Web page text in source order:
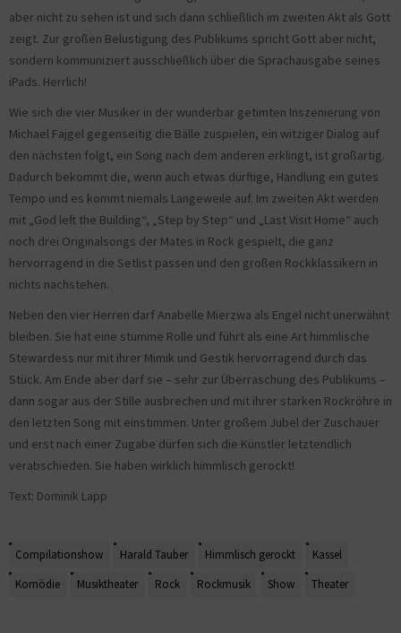
aber nicht zu sehen ist und sich dann schließlich im zweiten Akt als Gott
zeigt. Zur großen Belustigung des Publikums spricht Gott aber nicht,
sondern kommuniziert ausschließlich über die Sprachausgabe seines
iPads. Herrlich!
Wie sich die vier Musiker in der wunderbar getimten Inszenierung von
Michael Fajgel gegenseitig die Bälle zuspielen, ein witziger Dialog auf
den nächsten folgt, ein Song nach dem anderen erklingt, ist großartig.
Dadurch bekommt die, wenn auch etwas dürftige, Handlung ein gutes
Tempo und es kommt niemals Langeweile auf. Im zweiten Akt werden
mit „God left the Building“, „Step by Step“ und „Last Visit Home“ auch
noch drei Originalsongs der Mates in Rock gespielt, die ganz
hervorragend in die Setlist passen und den großen Rockklassikern in
nichts nachstehen.
Neben den vier Herren darf Anabelle Mierzwa als Engel nicht unerwähnt
bleiben. Sie hat eine stumme Rolle und führt als eine Art himmlische
Stewardess nur mit ihrer Mimik und Gestik hervorragend durch das
Stück. Am Ende aber darf sie – sehr zur Überraschung des Publikums –
dann sogar aus der Stille ausbrechen und mit ihrer starken Rockröhre in
den letzten Song mit einstimmen. Unter großem Jubel der Zuschauer
und erst nach einer Zugabe dürfen sich die Künstler letztendlich
verabschieden. Sie haben wirklich himmlisch gerockt!
Text: Dominik Lapp
Compilationshow Harald Tauber Himmlisch gerockt
Kassel
Komödie
Musiktheater Rock Rockmusik Show Theater